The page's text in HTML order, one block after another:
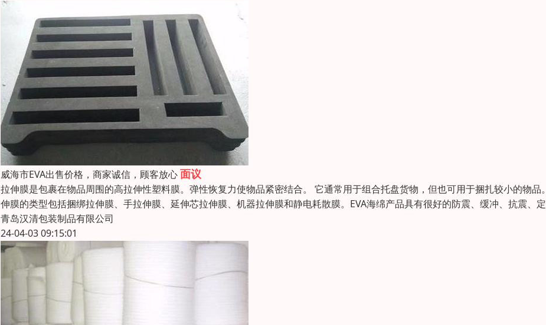
威海市EVA出售价格，商家诚信，顾客放心面议
拉伸膜是包裹在物品周围的高拉伸性塑料膜。弹性恢复力使物品紧密结合。 它通常用于组合托盘货物，但也可用于捆扎较小的物品
伸膜的类型包括捆绑拉伸膜、手拉伸膜、延伸芯拉伸膜、机器拉伸膜和静电耗散膜。EVA海绵产品具有很好的防震、缓冲、抗震、
青岛汉清包装制品有限公司
24-04-03 09:15:01